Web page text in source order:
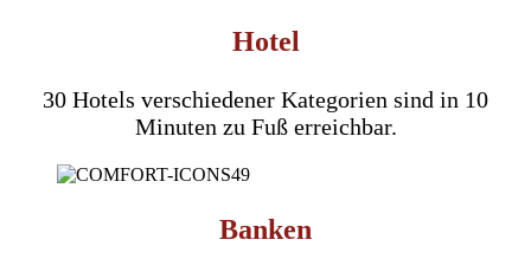
Hotel
30 Hotels verschiedener Kategorien sind in 10
Minuten zu Fuß erreichbar.
Banken